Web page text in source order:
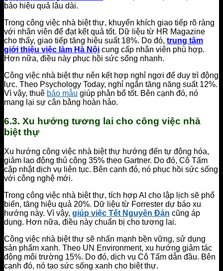
bảo hiệu quả lâu dài.
Trong công việc nhà biệt thự, khuyến khích giao tiếp rõ ràng
với nhân viên để đạt kết quả tốt. Dữ liệu từ HR Magazine
cho thấy, giao tiếp tăng hiệu suất 18%. Do đó, trung tâm
giới thiệu việc làm Hà Nội cung cấp nhân viên phù hợp.
Hơn nữa, điều này phục hồi sức sống nhanh.
Công việc nhà biệt thự nên kết hợp nghỉ ngơi để duy trì động
lực. Theo Psychology Today, nghỉ ngắn tăng năng suất 12%.
Vì vậy, thuê bảo mẫu giúp phân bổ tốt. Bên cạnh đó, nó
mang lại sự cân bằng hoàn hảo.
6.3. Xu hướng tương lai cho công việc nhà
biệt thự
Xu hướng công việc nhà biệt thự hướng đến tự động hóa,
giảm lao động thủ công 35% theo Gartner. Do đó, Cô Tấm
cập nhật dịch vụ liên tục. Bên cạnh đó, nó phục hồi sức sống
với công nghệ mới.
Trong công việc nhà biệt thự, tích hợp AI cho lập lịch sẽ phổ
biến, tăng hiệu quả 20%. Dữ liệu từ Forrester dự báo xu
hướng này. Vì vậy, giúp việc Tết Nguyên Đán cũng áp
dụng. Hơn nữa, điều này chuẩn bị cho tương lai.
Công việc nhà biệt thự sẽ nhấn mạnh bền vững, sử dụng
sản phẩm xanh. Theo UN Environment, xu hướng giảm tác
động môi trường 15%. Do đó, dịch vụ Cô Tấm dẫn đầu. Bên
cạnh đó, nó tạo sức sống xanh cho biệt thự.